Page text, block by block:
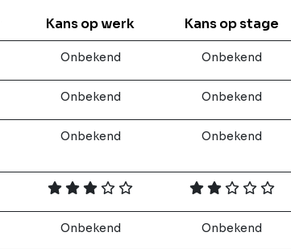
Kans op werk Kans op stage
Onbekend Onbekend
Onbekend Onbekend
Onbekend Onbekend
Onbekend Onbekend